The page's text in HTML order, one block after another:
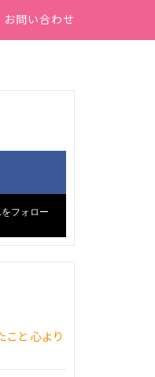
お問い合わせ
こと 心より